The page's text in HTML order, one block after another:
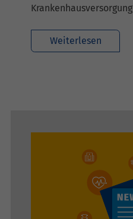
Krankenhausversorgung
Weiterlesen